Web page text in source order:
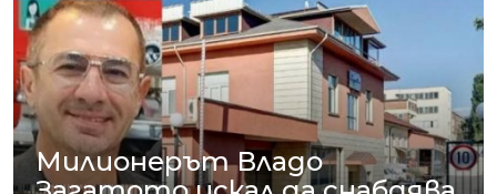
Милионерът Владо